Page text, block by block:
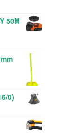
50M
0)